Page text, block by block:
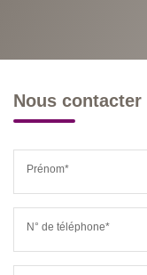
Nous contacter
Prénom*
N° de téléphone*